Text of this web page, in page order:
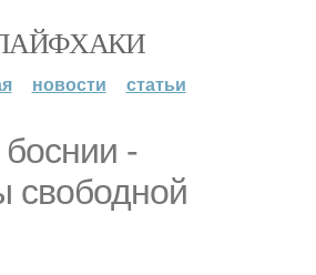
новости статьи
-
свободной